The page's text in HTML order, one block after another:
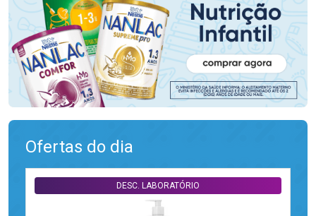
Ofertas do dia
DESC. LABORATÓRIO